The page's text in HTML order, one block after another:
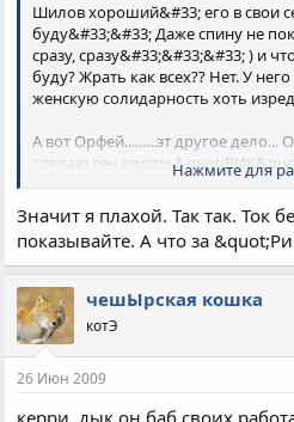
Шилов хороший&#33; его в свои
буду&#33;&#33; Даже спину не
сразу, сразу&#33;&#33;&#33; ) и
буду? Жрать как всех?? Нет. У
женскую солидарность хоть
А вот Орфей.........эт другое дело...
сделаю ген.диром
на деле докажу какие красивые
Нажмите для
Значит я плахой. Так так. Ток
показывайте. А что за
чешЫрская кошка
котЭ
26 Июн 2009
керри, дык он баб своих